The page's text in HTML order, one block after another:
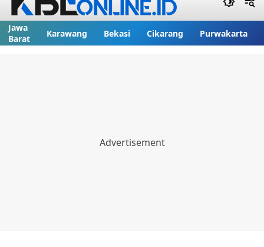
Jawa
Barat
Karawang Bekasi Cikarang Purwakarta